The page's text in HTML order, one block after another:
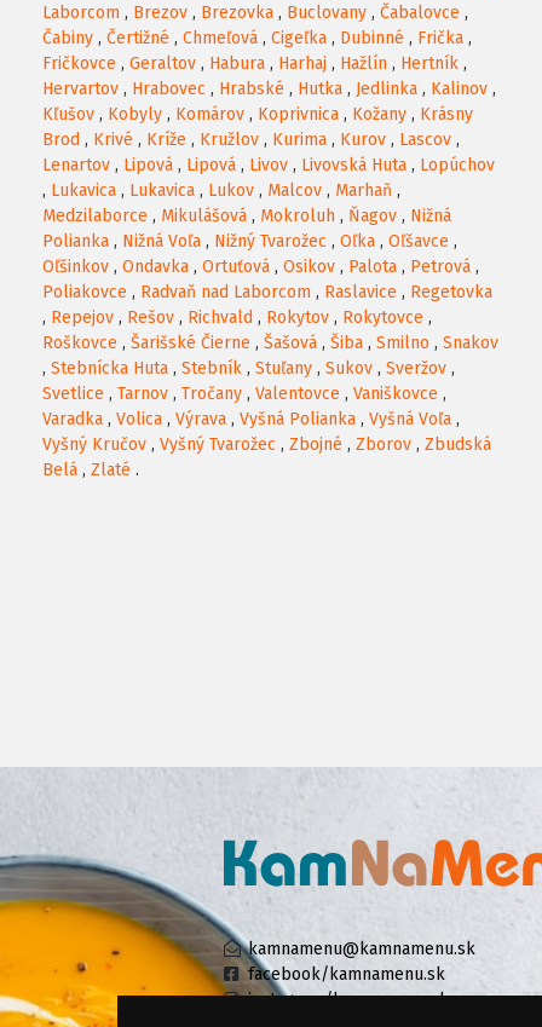
Laborcom , Brezov , Brezovka , Buclovany , Čabalovce ,
Čabiny , Čertižné , Chmeľová , Cigeľka , Dubinné , Frička ,
Fričkovce , Geraltov , Habura , Harhaj , Hažlín , Hertník ,
Hervartov , Hrabovec , Hrabské , Hutka , Jedlinka , Kalinov ,
Kľušov , Kobyly , Komárov , Koprivnica , Kožany , Krásny
Brod , Krivé , Kríže , Kružlov , Kurima , Kurov , Lascov ,
Lenartov , Lipová , Lipová , Livov , Livovská Huta , Lopúchov
, Lukavica , Lukavica , Lukov , Malcov , Marhaň ,
Medzilaborce , Mikulášová , Mokroluh , Ňagov , Nižná
Polianka , Nižná Voľa , Nižný Tvarožec , Oľka , Oľšavce ,
Oľšinkov , Ondavka , Ortuťová , Osikov , Palota , Petrová ,
Poliakovce , Radvaň nad Laborcom , Raslavice , Regetovka
, Repejov , Rešov , Richvald , Rokytov , Rokytovce ,
Roškovce , Šarišské Čierne , Šašová , Šiba , Smilno , Snakov
, Stebnícka Huta , Stebník , Stuľany , Sukov , Sveržov ,
Svetlice , Tarnov , Tročany , Valentovce , Vaniškovce ,
Varadka , Volica , Výrava , Vyšná Polianka , Vyšná Voľa ,
Vyšný Kručov , Vyšný Tvarožec , Zbojné , Zborov , Zbudská
Belá , Zlaté .
kamnamenu@kamnamenu.sk
facebook/kamnamenu.sk
instagram/kamnamenu.sk